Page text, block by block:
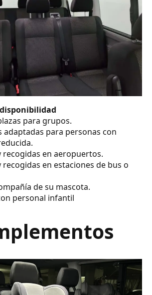
para grupos.
adaptadas para personas con
recogidas en aeropuertos.
recogidas en estaciones de bus o
de su mascota.
personal infantil